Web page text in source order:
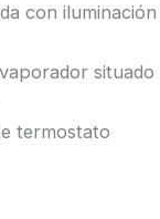
con iluminación
situado
termostato